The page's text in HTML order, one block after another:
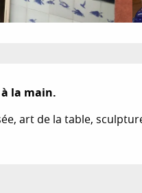
la main.
art de la table,